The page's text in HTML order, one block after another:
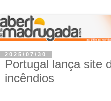
2025/07/30
Portugal lança site
incêndios